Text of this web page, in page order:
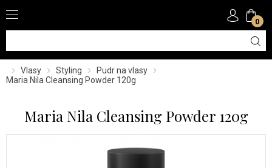
0
Vlasy Styling
Pudr na vlasy
Maria Nila Cleansing Powder 120g
Maria Nila Cleansing Powder 120g